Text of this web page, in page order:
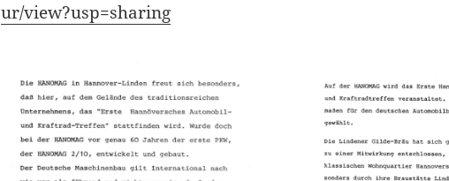
ur/view?usp=sharing